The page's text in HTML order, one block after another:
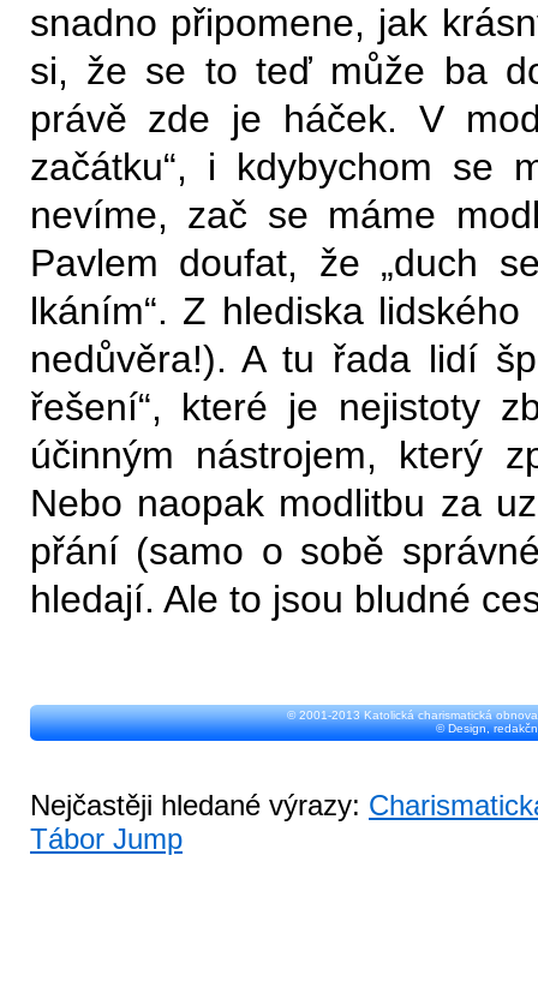
snadno připomene, jak
si, že se to teď může ba
právě zde je háček. V
začátku“, i kdybychom se
nevíme, zač se máme
Pavlem doufat, že „duch
lkáním“. Z hlediska
nedůvěra!). A tu řada lidí
řešení“, které je nejistoty
účinným nástrojem, který
Nebo naopak modlitbu za
přání (samo o sobě
hledají. Ale to jsou bludné
© 2001-2013 Katolická charismatická
© Design,
Nejčastěji hledané výrazy:
Tábor Jump